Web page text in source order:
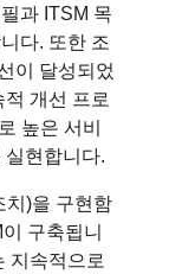
치)을 구현함
구축됩니
지속적으로
과 ITSM 목
다. 또한 조
이 달성되었
개선 프로
높은 서비
실현합니다.